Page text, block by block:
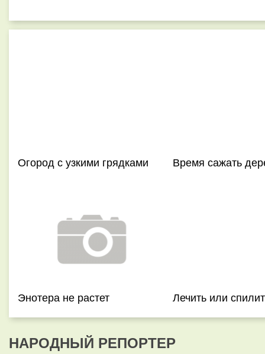
Огород с узкими грядками Время сажать
Энотера не растет Лечить или
НАРОДНЫЙ РЕПОРТЕР